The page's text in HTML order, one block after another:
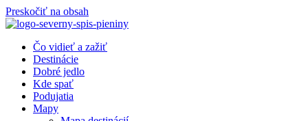
Preskočiť na obsah
Čo vidieť a zažiť
Destinácie
Dobré jedlo
Kde spať
Podujatia
Mapy